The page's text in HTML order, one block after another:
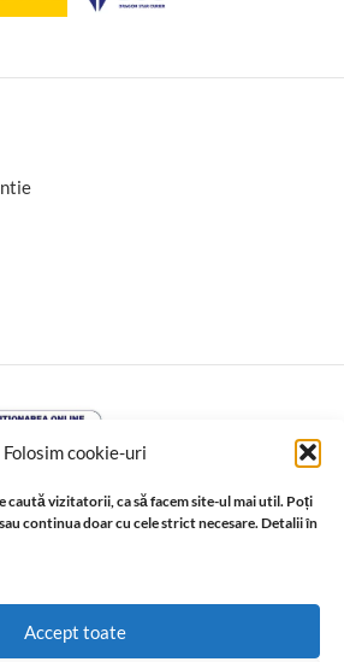
Folosim cookie-uri
caută vizitatorii, ca să facem site-ul mai util. Poți
continua doar cu cele strict necesare. Detalii în
Accept toate
drepturile rezervate. Conținutul acestui
fotografiile, grafica, documentația și